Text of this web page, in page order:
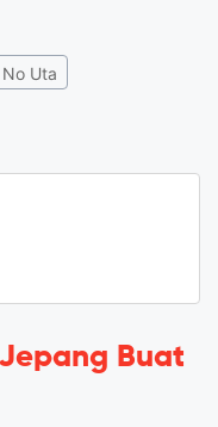
Uta
Buat